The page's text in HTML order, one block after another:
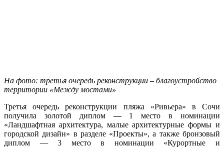
На фото: третья очередь реконструкции – благоустройство
территории «Между мостами»
Третья очередь реконструкции пляжа «Ривьера» в Сочи
получила золотой диплом — 1 место в номинации
«Ландшафтная архитектура, малые архитектурные формы и
городской дизайн» в разделе «Проекты», а также бронзовый
диплом — 3 место в номинации «Курортные и